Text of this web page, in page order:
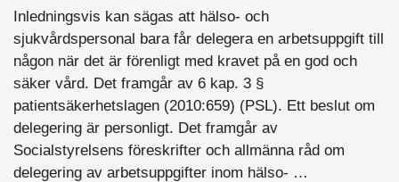
​​Inledningsvis kan sägas att hälso- och
sjukvårdspersonal bara får delegera en arbetsuppgift till
någon när det är förenligt med kravet på en god och
säker vård. Det framgår av 6 kap. 3 §
patientsäkerhetslagen (2010:659) (PSL). Ett beslut om
delegering är personligt. Det framgår av
Socialstyrelsens föreskrifter och allmänna råd om
delegering av arbetsuppgifter inom hälso- …